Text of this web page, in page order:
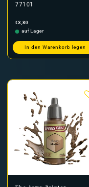
77101
Normaler
Preis
€3,80
auf Lager
In den Warenkorb legen